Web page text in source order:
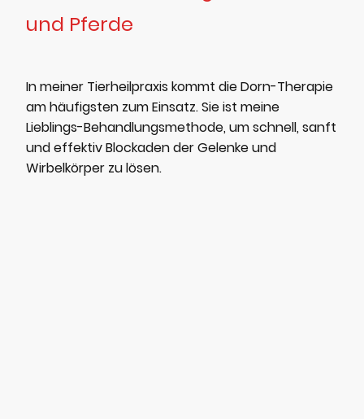
und Pferde
In meiner Tierheilpraxis kommt die Dorn-Therapie
am häufigsten zum Einsatz. Sie ist meine
Lieblings-Behandlungsmethode, um schnell, sanft
und effektiv Blockaden der Gelenke und
Wirbelkörper zu lösen.